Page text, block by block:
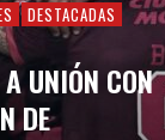
DESTACADAS
UNIÓN CON
DE